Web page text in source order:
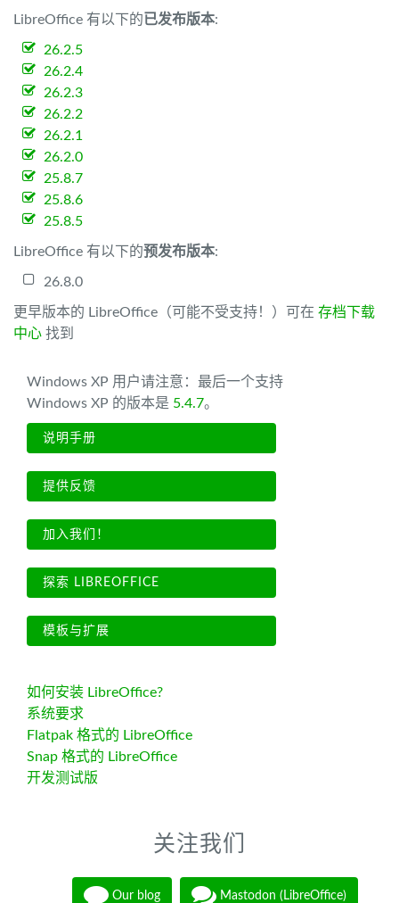
LibreOffice 有以下的已发布版本:
26.2.5
26.2.4
26.2.3
26.2.2
26.2.1
26.2.0
25.8.7
25.8.6
25.8.5
LibreOffice 有以下的预发布版本:
26.8.0
更早版本的 LibreOffice（可能不受支持！）可在 存档下载
中心 找到
Windows XP 用户请注意：最后一个支持
Windows XP 的版本是 5.4.7。
说明手册
提供反馈
加入我们！
探索 LIBREOFFICE
模板与扩展
如何安装 LibreOffice?
系统要求
Flatpak 格式的 LibreOffice
Snap 格式的 LibreOffice
开发测试版
关注我们
Our blog Mastodon (LibreOffice)